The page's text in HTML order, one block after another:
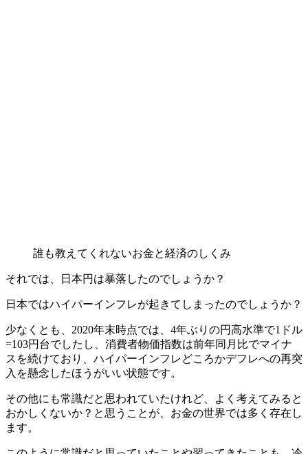
誰も教えてくれないお金と経済のしくみ
それでは、日本円は暴落したのでしょうか？
日本ではハイパーインフレが起きてしまったのでしょうか？
少なくとも、2020年末時点では、4年ぶりの円高水準で1ドル
=103円台でしたし、消費者物価指数は前年同月比でマイナ
スを続けており、 ハイパーインフレどころかデフレへの再突
入を懸念したほうがいい状態です。
その他にも常識だと思われていたけれど、よく考えてみると
おかしくないか？と思うことが、お金の世界では多く存在し
ます。